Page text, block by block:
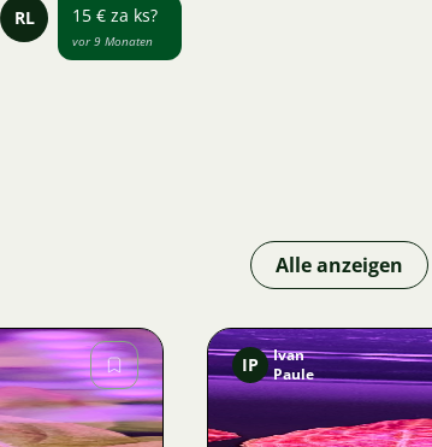
RL 15 € za ks?
vor 9 Monaten
Alle anzeigen
IP
Ivan
Paule